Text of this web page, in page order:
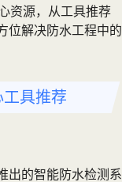
资源，从工具推荐
位解决防水工程中的
具推荐
出的智能防水检测系